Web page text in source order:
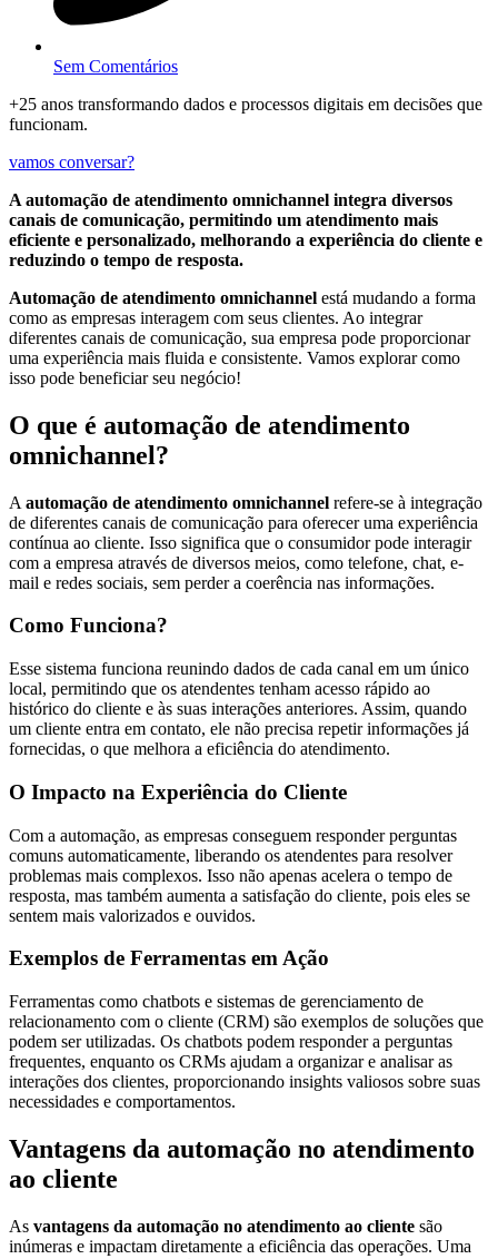
Sem Comentários
+25 anos transformando dados e processos digitais em decisões que
funcionam.
vamos conversar?
A automação de atendimento omnichannel integra diversos
canais de comunicação, permitindo um atendimento mais
eficiente e personalizado, melhorando a experiência do cliente e
reduzindo o tempo de resposta.
Automação de atendimento omnichannel está mudando a forma
como as empresas interagem com seus clientes. Ao integrar
diferentes canais de comunicação, sua empresa pode proporcionar
uma experiência mais fluida e consistente. Vamos explorar como
isso pode beneficiar seu negócio!
O que é automação de atendimento
omnichannel?
A automação de atendimento omnichannel refere-se à integração
de diferentes canais de comunicação para oferecer uma experiência
contínua ao cliente. Isso significa que o consumidor pode interagir
com a empresa através de diversos meios, como telefone, chat, e-
mail e redes sociais, sem perder a coerência nas informações.
Como Funciona?
Esse sistema funciona reunindo dados de cada canal em um único
local, permitindo que os atendentes tenham acesso rápido ao
histórico do cliente e às suas interações anteriores. Assim, quando
um cliente entra em contato, ele não precisa repetir informações já
fornecidas, o que melhora a eficiência do atendimento.
O Impacto na Experiência do Cliente
Com a automação, as empresas conseguem responder perguntas
comuns automaticamente, liberando os atendentes para resolver
problemas mais complexos. Isso não apenas acelera o tempo de
resposta, mas também aumenta a satisfação do cliente, pois eles se
sentem mais valorizados e ouvidos.
Exemplos de Ferramentas em Ação
Ferramentas como chatbots e sistemas de gerenciamento de
relacionamento com o cliente (CRM) são exemplos de soluções que
podem ser utilizadas. Os chatbots podem responder a perguntas
frequentes, enquanto os CRMs ajudam a organizar e analisar as
interações dos clientes, proporcionando insights valiosos sobre suas
necessidades e comportamentos.
Vantagens da automação no atendimento
ao cliente
As vantagens da automação no atendimento ao cliente são
inúmeras e impactam diretamente a eficiência das operações. Uma